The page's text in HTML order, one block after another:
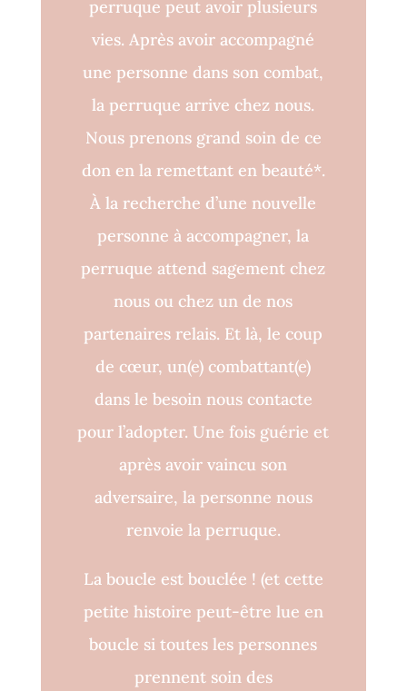
perruque peut avoir plusieurs
vies. Après avoir accompagné
une personne dans son combat,
la perruque arrive chez nous.
Nous prenons grand soin de ce
don en la remettant en beauté*.
À la recherche d’une nouvelle
personne à accompagner, la
perruque attend sagement chez
nous ou chez un de nos
partenaires relais. Et là, le coup
de cœur, un(e) combattant(e)
dans le besoin nous contacte
pour l’adopter. Une fois guérie et
après avoir vaincu son
adversaire, la personne nous
renvoie la perruque.
La boucle est bouclée ! (et cette
petite histoire peut-être lue en
boucle si toutes les personnes
prennent soin des